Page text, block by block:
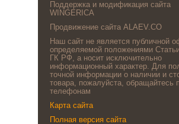
Поддержка и модификация сайта
WINGERICA
Продвижение сайта ALAEV.CO
Наш сайт не является публичной
определяемой положениями
ГК РФ, а носит исключительно
информационный характер. Для
точной информации о наличии и
товара, пожалуйста, обращайтесь
телефонам
Карта сайта
Полная версия сайта